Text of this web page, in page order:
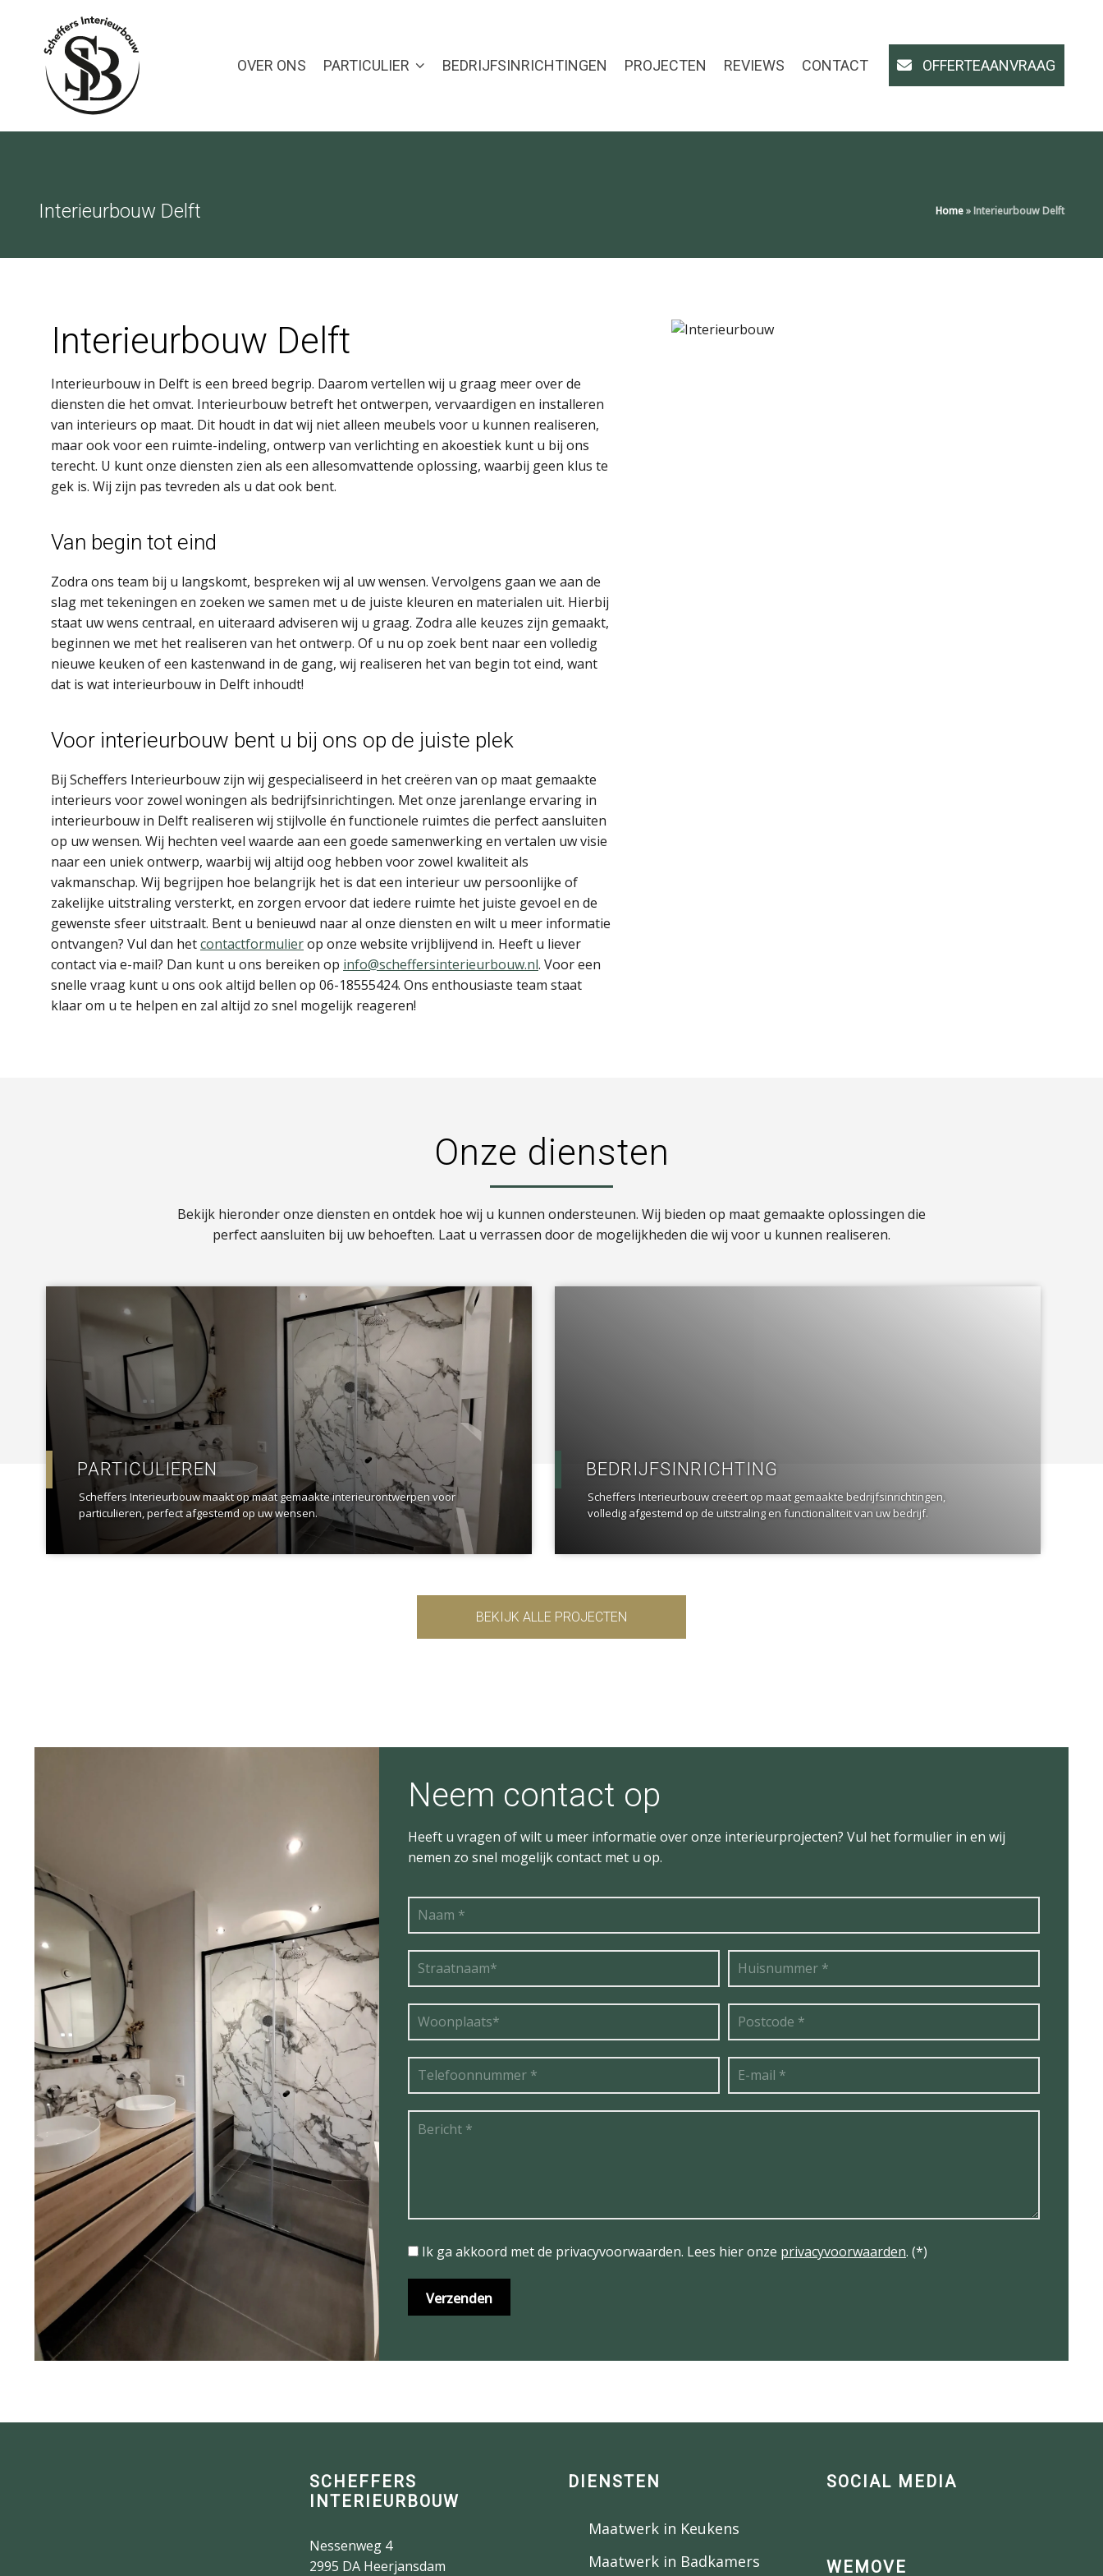
OVER ONS PARTICULIER BEDRIJFSINRICHTINGEN PROJECTEN REVIEWS CONTACT OFFERTEAANVRAAG
Interieurbouw Delft Home»Interieurbouw Delft
Interieurbouw Delft
Interieurbouw in Delft is een breed begrip. Daarom vertellen wij u graag meer over de
diensten die het omvat. Interieurbouw betreft het ontwerpen, vervaardigen en installeren
van interieurs op maat. Dit houdt in dat wij niet alleen meubels voor u kunnen realiseren,
maar ook voor een ruimte-indeling, ontwerp van verlichting en akoestiek kunt u bij ons
terecht. U kunt onze diensten zien als een allesomvattende oplossing, waarbij geen klus te
gek is. Wij zijn pas tevreden als u dat ook bent.
Van begin tot eind
Zodra ons team bij u langskomt, bespreken wij al uw wensen. Vervolgens gaan we aan de
slag met tekeningen en zoeken we samen met u de juiste kleuren en materialen uit. Hierbij
staat uw wens centraal, en uiteraard adviseren wij u graag. Zodra alle keuzes zijn gemaakt,
beginnen we met het realiseren van het ontwerp. Of u nu op zoek bent naar een volledig
nieuwe keuken of een kastenwand in de gang, wij realiseren het van begin tot eind, want
dat is wat interieurbouw in Delft inhoudt!
Voor interieurbouw bent u bij ons op de juiste plek
Bij Scheffers Interieurbouw zijn wij gespecialiseerd in het creëren van op maat gemaakte
interieurs voor zowel woningen als bedrijfsinrichtingen. Met onze jarenlange ervaring in
interieurbouw in Delft realiseren wij stijlvolle én functionele ruimtes die perfect aansluiten
op uw wensen. Wij hechten veel waarde aan een goede samenwerking en vertalen uw visie
naar een uniek ontwerp, waarbij wij altijd oog hebben voor zowel kwaliteit als
vakmanschap. Wij begrijpen hoe belangrijk het is dat een interieur uw persoonlijke of
zakelijke uitstraling versterkt, en zorgen ervoor dat iedere ruimte het juiste gevoel en de
gewenste sfeer uitstraalt. Bent u benieuwd naar al onze diensten en wilt u meer informatie
ontvangen? Vul dan hetcontactformulierop onze website vrijblijvend in. Heeft u liever
contact via e-mail? Dan kunt u ons bereiken op info@scheffersinterieurbouw.nl. Voor een
snelle vraag kunt u ons ook altijd bellen op 06-18555424. Ons enthousiaste team staat
klaar om u te helpen en zal altijd zo snel mogelijk reageren!
Onze diensten
Bekijk hieronder onze diensten en ontdek hoe wij u kunnen ondersteunen. Wij bieden op maat gemaakte oplossingen die
perfect aansluiten bij uw behoeften. Laat u verrassen door de mogelijkheden die wij voor u kunnen realiseren.
PARTICULIEREN
Scheffers Interieurbouw maakt op maat gemaakte interieurontwerpen voor
particulieren, perfect afgestemd op uw wensen.
BEDRIJFSINRICHTING
Scheffers Interieurbouw creëert op maat gemaakte bedrijfsinrichtingen,
volledig afgestemd op de uitstraling en functionaliteit van uw bedrijf.
BEKIJK ALLE PROJECTEN
Neem contact op
Heeft u vragen of wilt u meer informatie over onze interieurprojecten? Vul het formulier in en wij
nemen zo snel mogelijk contact met u op.
Ik ga akkoord met de privacyvoorwaarden. Lees hier onze privacyvoorwaarden. (*)
SCHEFFERS
INTERIEURBOUW
Nessenweg 4
2995 DA Heerjansdam
DIENSTEN
Maatwerk in Keukens
Maatwerk in Badkamers
SOCIAL MEDIA
WEMOVE